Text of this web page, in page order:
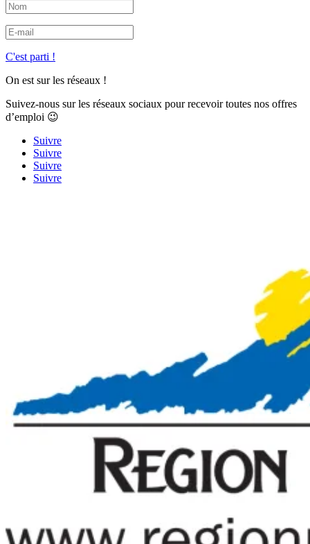
C'est parti !
On est sur les réseaux !
Suivez-nous sur les réseaux sociaux pour recevoir toutes nos offres
d’emploi 😉
Suivre
Suivre
Suivre
Suivre